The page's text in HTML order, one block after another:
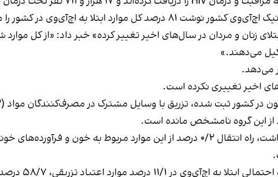
کشور را مردان و ۱۹ درصد را زنان تشکیل می‌دهند.
می‌دهد.
اخیر تغییری نکرده است.